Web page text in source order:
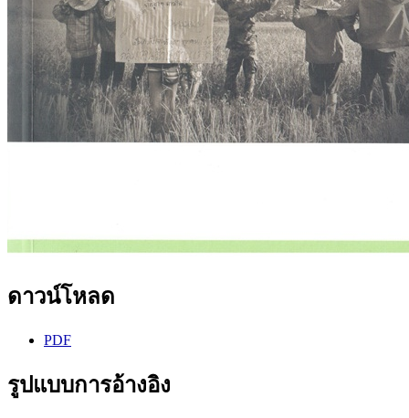
ดาวน์โหลด
PDF
รูปแบบการอ้างอิง